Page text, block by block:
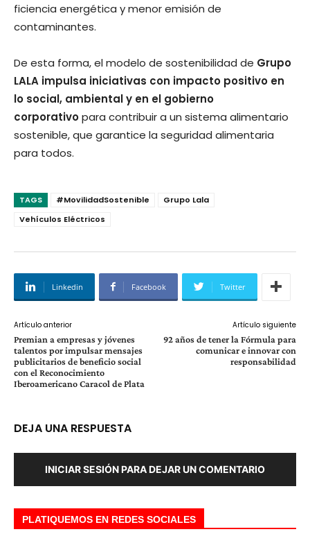
ficiencia energética y menor emisión de
contaminantes.
De esta forma, el modelo de sostenibilidad de Grupo
LALA impulsa iniciativas con impacto positivo en
lo social, ambiental y en el gobierno
corporativopara contribuir a un sistema alimentario
sostenible, que garantice la seguridad alimentaria
para todos.
TAGS #MovilidadSostenible
Grupo Lala
Vehículos Eléctricos
Linkedin Facebook Twitter
Artículo anterior
Premian a empresas y jóvenes
talentos por impulsar mensajes
publicitarios de beneficio social
con el Reconocimiento
Iberoamericano Caracol de Plata
Artículo siguiente
92 años de tener la Fórmula para
comunicar e innovar con
responsabilidad
DEJA UNA RESPUESTA
INICIAR SESIÓN PARA DEJAR UN COMENTARIO
PLATIQUEMOS EN REDES SOCIALES